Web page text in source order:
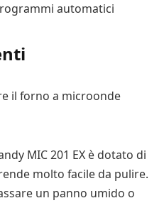
automatici
il forno a microonde
MIC 201 EX è dotato di
molto facile da pulire.
un panno umido o